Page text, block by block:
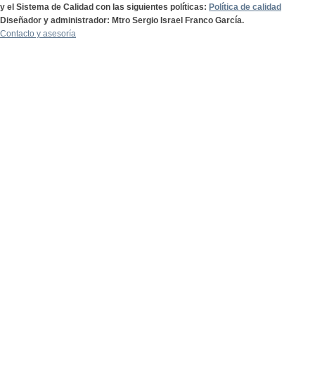
y el Sistema de Calidad con las siguientes políticas: Política de calidad
Diseñador y administrador: Mtro Sergio Israel Franco García.
Contacto y asesoría